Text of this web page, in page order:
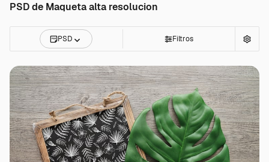
PSD de Maqueta alta resolucion
PSD Filtros